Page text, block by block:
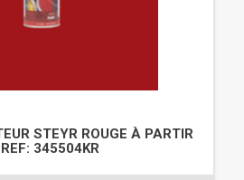
STEYR ROUGE À PARTIR
345504KR